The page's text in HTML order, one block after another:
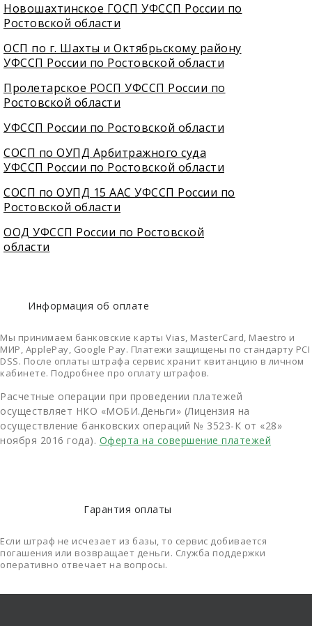
Новошахтинское ГОСП УФССП России по
Ростовской области
ОСП по г. Шахты и Октябрьскому району
УФССП России по Ростовской области
Пролетарское РОСП УФССП России по
Ростовской области
УФССП России по Ростовской области
СОСП по ОУПД Арбитражного суда
УФССП России по Ростовской области
СОСП по ОУПД 15 ААС УФССП России по
Ростовской области
ООД УФССП России по Ростовской
области
Информация об оплате
Мы принимаем банковские карты Vias, MasterCard, Maestro и
МИР, ApplePay, Google Pay. Платежи защищены по стандарту PCI
DSS. После оплаты штрафа сервис хранит квитанцию в личном
кабинете. Подробнее про оплату штрафов.
Расчетные операции при проведении платежей
осуществляет НКО «МОБИ.Деньги» (Лицензия на
осуществление банковских операций № 3523-К от «28»
ноября 2016 года). Оферта на совершение платежей
Гарантия оплаты
Если штраф не исчезает из базы, то сервис добивается
погашения или возвращает деньги. Служба поддержки
оперативно отвечает на вопросы.